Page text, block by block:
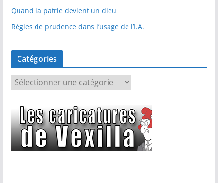
Quand la patrie devient un dieu
Règles de prudence dans l’usage de l’I.A.
Catégories
é
g
o
r